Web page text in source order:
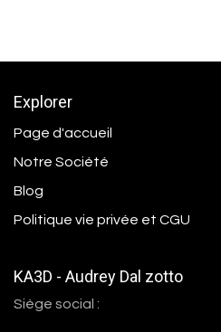
Explorer
Page d'accueil
Notre Société
Blog
Politique vie privée et CGU
KA3D - Audrey Dal zotto
Siège social :